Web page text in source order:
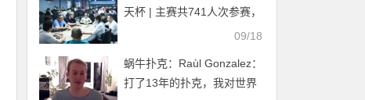
天杯 | 主赛共741人次参赛，
152人晋级第二轮！D组162
登顶D组CL
09/18
蜗牛扑克：Raùl Gonzalez：
打了13年的扑克，我对世界